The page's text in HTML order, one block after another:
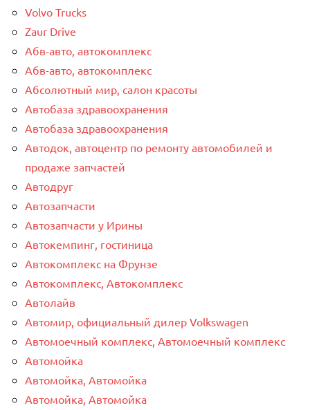
Volvo Trucks
Zaur Drive
Абв-авто, автокомплекс
Абв-авто, автокомплекс
Абсолютный мир, салон красоты
Автобаза здравоохранения
Автобаза здравоохранения
Автодок, автоцентр по ремонту автомобилей и
продаже запчастей
Автодруг
Автозапчасти
Автозапчасти у Ирины
Автокемпинг, гостиница
Автокомплекс на Фрунзе
Автокомплекс, Автокомплекс
Автолайв
Автомир, официальный дилер Volkswagen
Автомоечный комплекс, Автомоечный комплекс
Автомойка
Автомойка, Автомойка
Автомойка, Автомойка